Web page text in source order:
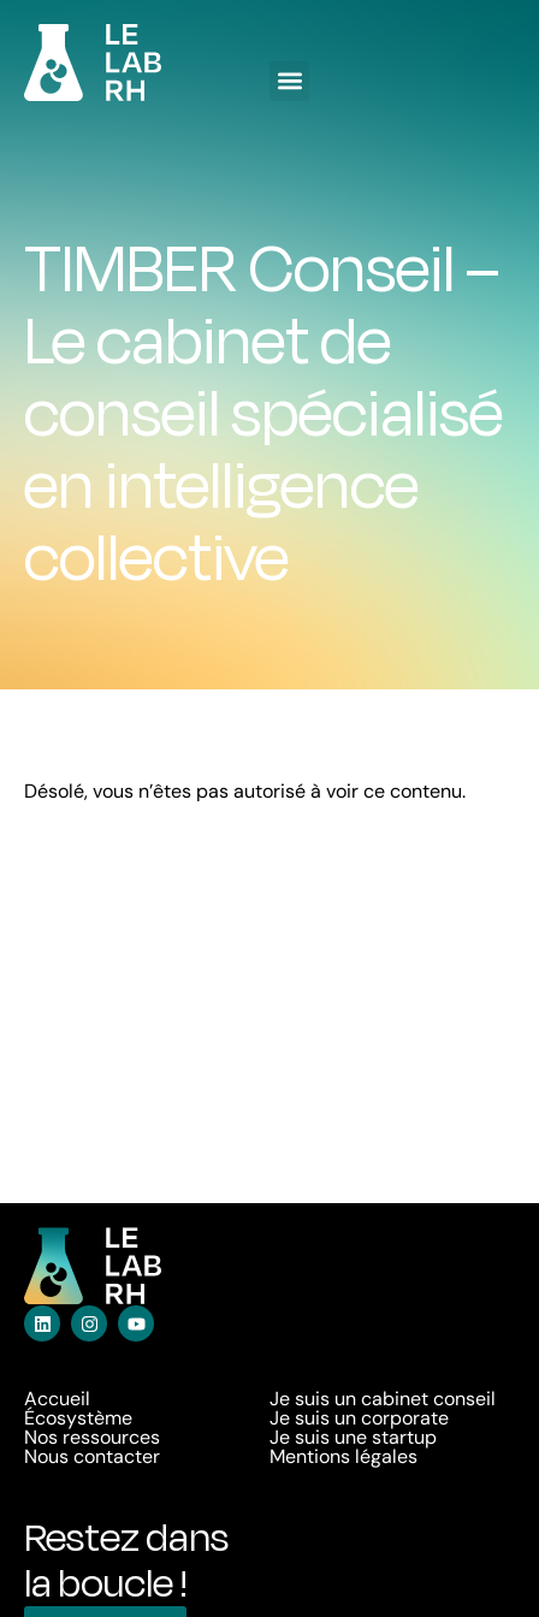
TIMBER Conseil –
Le cabinet de
conseil spécialisé
en intelligence
collective
Désolé, vous n’êtes pas autorisé à voir ce contenu.
Accueil
Écosystème
Nos ressources
Nous contacter
Je suis un cabinet conseil
Je suis un corporate
Je suis une startup
Mentions légales
Restez dans
la boucle !